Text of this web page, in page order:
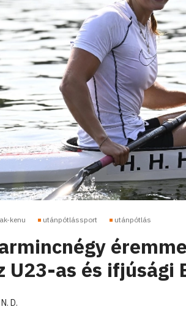
kenu utánpótlássport utánpótlás
U23-as és ifjúsági
N. D.